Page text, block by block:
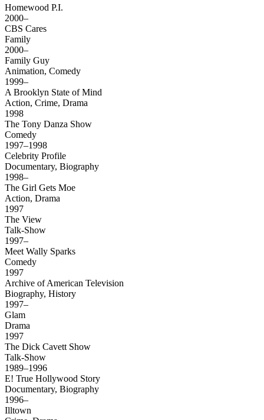
Homewood P.I.
2000–
CBS Cares
Family
2000–
Family Guy
Animation, Comedy
1999–
A Brooklyn State of Mind
Action, Crime, Drama
1998
The Tony Danza Show
Comedy
1997–1998
Celebrity Profile
Documentary, Biography
1998–
The Girl Gets Moe
Action, Drama
1997
The View
Talk-Show
1997–
Meet Wally Sparks
Comedy
1997
Archive of American Television
Biography, History
1997–
Glam
Drama
1997
The Dick Cavett Show
Talk-Show
1989–1996
E! True Hollywood Story
Documentary, Biography
1996–
Illtown